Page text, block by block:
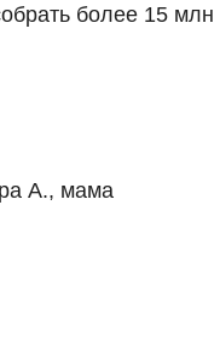
более 15 млн
А., мама